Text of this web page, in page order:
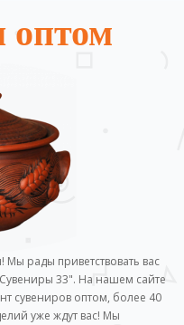
рады приветствовать вас
33". На нашем сайте
сувениров оптом, более 40
уже ждут вас! Мы